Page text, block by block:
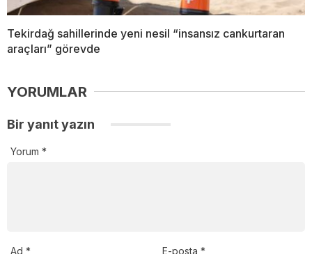
Tekirdağ sahillerinde yeni nesil “insansız cankurtaran
araçları” görevde
YORUMLAR
Bir yanıt yazın
Yorum *
Ad * E-posta*